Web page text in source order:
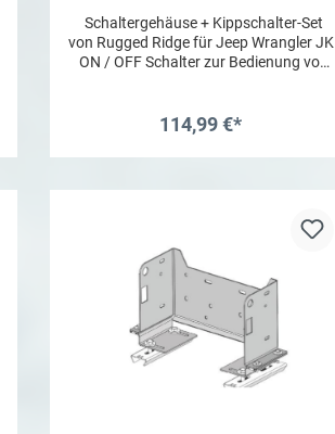
Schaltergehäuse + Kippschalter-Set
von Rugged Ridge für Jeep Wrangler JK
ON / OFF Schalter zur Bedienung von
Einheit um den eingeschalteten
Zustand zu kennzeichnen. Im Set
befindet sich ein Schaltergehäuse
Sasquatch Lights - Off-Road Lights -
114,99 €*